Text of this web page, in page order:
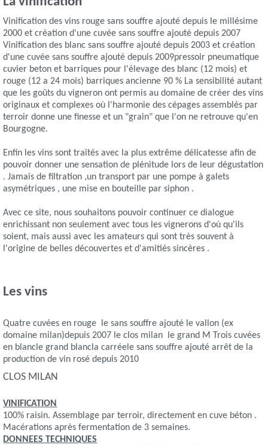
Vinification des vins rouge sans souffre ajouté depuis le millésime
2000 et création d'une cuvée sans souffre ajouté depuis 2007
Vinification des blanc sans souffre ajouté depuis 2003 et création
d'une cuvée sans souffre ajouté depuis 2009pressoir pneumatique
cuvier beton et barriques pour l'élevage des blanc (12 mois) et
rouge (12 a 24 mois) barriques ancienne 90 % La sensibilité autant
que les goûts du vigneron ont permis au domaine de créer des vins
originaux et complexes où l'harmonie des cépages assemblés par
terroir donne une finesse et un "grain" que l'on ne retrouve qu'en
Bourgogne.
Enfin les vins sont traités avec la plus extrême délicatesse afin de
pouvoir donner une sensation de plénitude lors de leur dégustation
. Jamais de filtration ,un transport par une pompe à galets
asymétriques , une mise en bouteille par siphon .
Avec ce site, nous souhaitons pouvoir continuer ce dialogue
enrichissant non seulement avec tous les vignerons d'où qu'ils
soient, mais aussi avec les amateurs qui sont très souvent à
l'origine de belles découvertes et d'amitiés sincères .
Les vins
Quatre cuvées en rouge le sans souffre ajouté le vallon (ex
domaine milan)depuis 2007 le clos milan le grand M Trois cuvées
en blancle grand blancla carréele sans souffre ajouté arrêt de la
production de vin rosé depuis 2010
CLOS MILAN
VINIFICATION
100% raisin. Assemblage par terroir, directement en cuve béton .
Macérations après fermentation de 3 semaines.
DONNEES TECHNIQUES